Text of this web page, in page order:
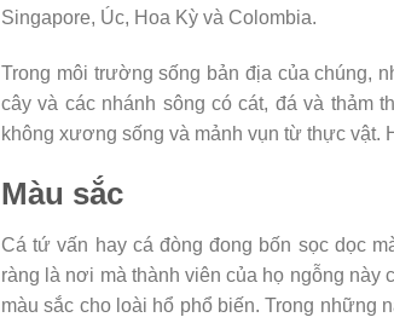
Singapore, Úc, Hoa Kỳ và Colombia.
Trong môi trường sống bản địa của chúng,
cây và các nhánh sông có cát, đá và thảm
không xương sống và mảnh vụn từ thực vật.
Màu sắc
Cá tứ vấn hay cá đòng đong bốn sọc dọc
ràng là nơi mà thành viên của họ ngỗng này
màu sắc cho loài hổ phổ biến. Trong những